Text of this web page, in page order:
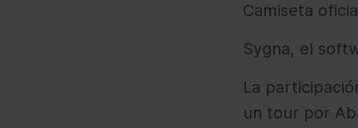
Camiseta
Sygna, el
La
un tour por